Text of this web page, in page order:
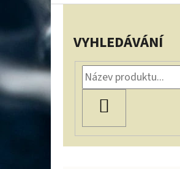
P
O
S
T
R
A
VYHLEDÁVÁNÍ